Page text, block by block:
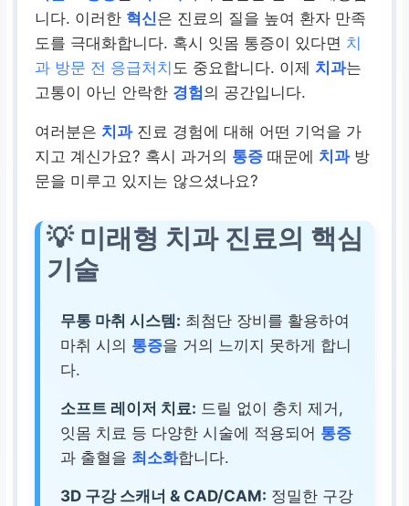
니다. 이러한 혁신은 진료의 질을 높여 환자 만족
도를 극대화합니다. 혹시 잇몸 통증이 있다면 치
과 방문 전 응급처치 도 중요합니다. 이제 치과는
고통이 아닌 안락한 경험의 공간입니다.
여러분은 치과진료 경험에 대해 어떤 기억을 가
지고 계신가요? 혹시 과거의 통증 때문에 치과방
문을 미루고 있지는 않으셨나요?
💡 미래형 치과 진료의 핵심
기술
무통 마취 시스템: 최첨단 장비를 활용하여
마취 시의 통증을 거의 느끼지 못하게 합니
다.
소프트 레이저 치료: 드릴 없이 충치 제거,
잇몸 치료 등 다양한 시술에 적용되어 통증
과 출혈을 최소화합니다.
3D 구강 스캐너 & CAD/CAM: 정밀한 구강